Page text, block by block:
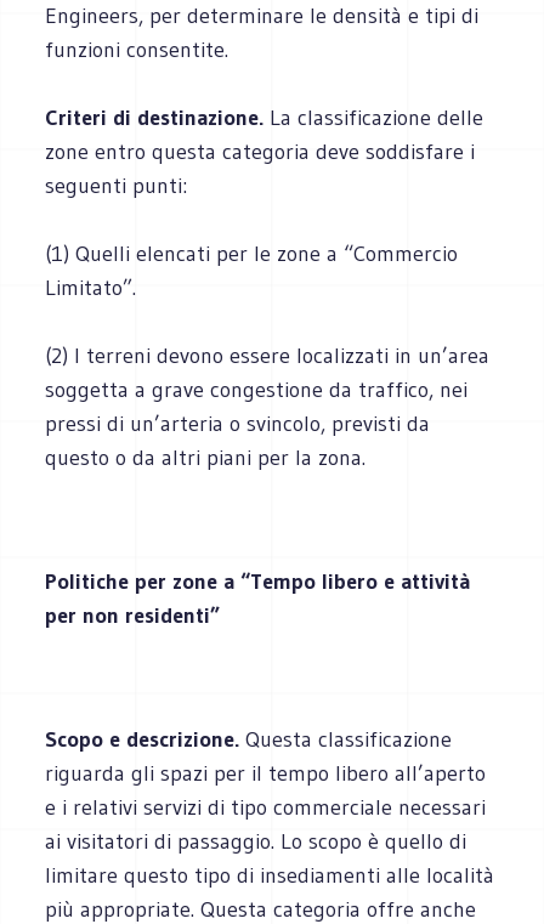
Engineers, per determinare le densità e tipi di
funzioni consentite.
Criteri di destinazione. La classificazione delle
zone entro questa categoria deve soddisfare i
seguenti punti:
(1) Quelli elencati per le zone a “Commercio
Limitato”.
(2) I terreni devono essere localizzati in un’area
soggetta a grave congestione da traffico, nei
pressi di un’arteria o svincolo, previsti da
questo o da altri piani per la zona.
Politiche per zone a “Tempo libero e attività
per non residenti”
Scopo e descrizione. Questa classificazione
riguarda gli spazi per il tempo libero all’aperto
e i relativi servizi di tipo commerciale necessari
ai visitatori di passaggio. Lo scopo è quello di
limitare questo tipo di insediamenti alle località
più appropriate. Questa categoria offre anche